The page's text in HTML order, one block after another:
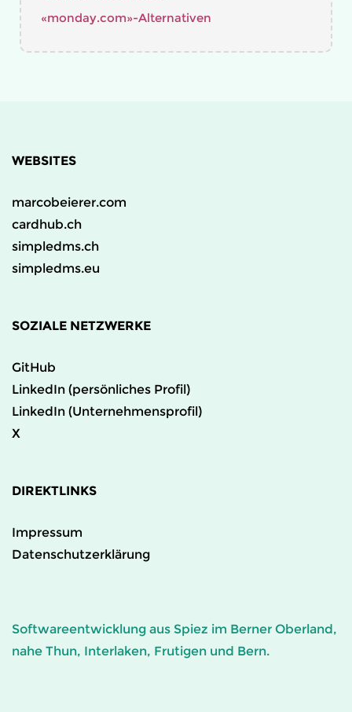
«monday.com»-Alternativen
WEBSITES
marcobeierer.com
cardhub.ch
simpledms.ch
simpledms.eu
SOZIALE NETZWERKE
GitHub
LinkedIn (persönliches Profil)
LinkedIn (Unternehmensprofil)
X
DIREKTLINKS
Impressum
Datenschutzerklärung
Softwareentwicklung aus Spiez im Berner Oberland,
nahe Thun, Interlaken, Frutigen und Bern.